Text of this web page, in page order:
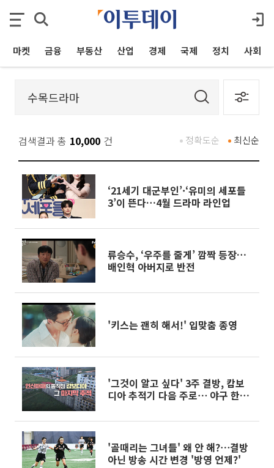
마켓 금융 부동산 산업 경제 국제 정치 사회
검색결과 총 10,000 건 최신순
정확도순
‘21세기 대군부인’·‘유미의 세포들
3’이 뜬다…4월 드라마 라인업
류승수, ‘우주를 줄게’ 깜짝 등장…
배인혁 아버지로 반전
'키스는 괜히 해서!' 입맞춤 종영
'그것이 알고 싶다' 3주 결방, 캄보
디아 추적기 다음 주로⋯ 야구 한일
'골때리는 그녀들' 왜 안 해?⋯결방
아닌 방송 시간 변경 '방영 언제?'